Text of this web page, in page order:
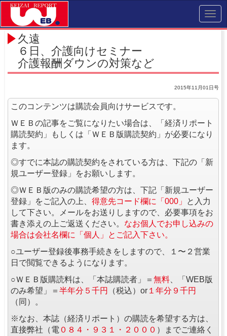
久遠
６日、介護向けセミナー
介護報酬ダウンの対策など
2015年11月01日号
このコンテンツは購読会員向けサービスです。
ＷＥＢの記事をご覧になりたい場合は、「経済リポート
購読契約」もしくは「ＷＥＢ版購読契約」が必要になり
ます。
◎すでに本誌の購読契約をされている方は、下記の「新
規ユーザー登録」をお願いします。
◎ＷＥＢ版のみの購読希望の方は、下記「新規ユーザー
登録」をご記入の上、 得意先コード欄に「000」
と入力
して下さい。メールをお送りしますので、必要事項をお
書き添えの上ご返送ください。 なお個人でお申し込みの
場合は会社名欄に「個人」とご記入下さい。
○ユーザー登録後事務手続きをしますので、１〜２営業
日で閲覧できるようになります。
○ＷＥＢ版購読料は、「本誌購読者」＝ 無料 、「WEB版
のみ希望」＝ 半年分５千円 （税込）or １年分９千円
（同）。
※なお、本誌（経済リポート）の購読を希望する方は、
直接弊社（電 ０８４・９３１・２０００ ）までご連絡く